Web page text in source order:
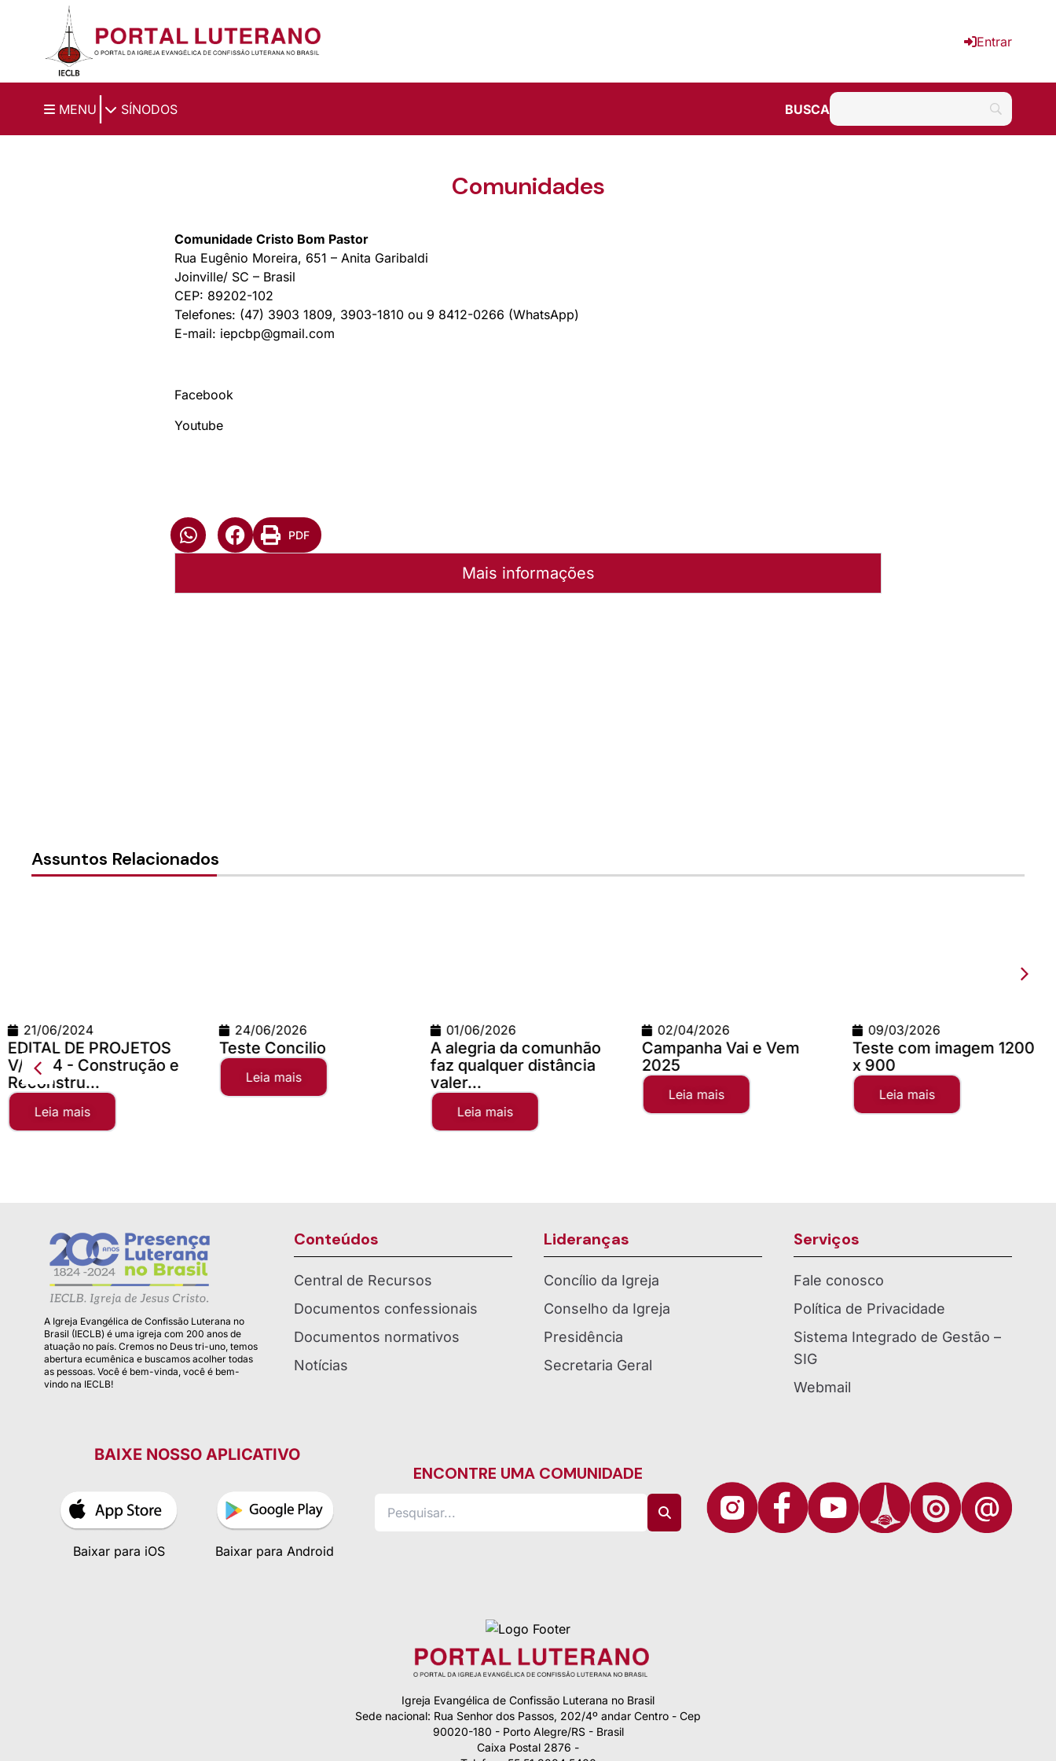
Ir para o conteúdo principal
Entrar
MENU SÍNODOS BUSCA
Comunidades
Comunidade Cristo Bom Pastor
Rua Eugênio Moreira, 651 – Anita Garibaldi
Joinville/ SC – Brasil
CEP: 89202-102
Telefones: (47) 3903 1809, 3903-1810 ou 9 8412-0266 (WhatsApp)
E-mail: iepcbp@gmail.com
Facebook
Youtube
PDF
Mais informações
Assuntos Relacionados
21/06/2024
EDITAL DE PROJETOS
V/2024 - Construção e
Reconstru...
Leia mais
24/06/2026
Teste Concilio
Leia mais
01/06/2026
A alegria da comunhão
faz qualquer distância
valer...
Leia mais
02/04/2026
Campanha Vai e Vem
2025
Leia mais
09/03/2026
Teste com imagem 1200
x 900
Leia mais
A Igreja Evangélica de Confissão Luterana no
Brasil (IECLB) é uma igreja com 200 anos de
atuação no país. Cremos no Deus tri-uno, temos
abertura ecumênica e buscamos acolher todas
as pessoas. Você é bem-vinda, você é bem-
vindo na IECLB!
Conteúdos
Central de Recursos
Documentos confessionais
Documentos normativos
Notícias
Lideranças
Concílio da Igreja
Conselho da Igreja
Presidência
Secretaria Geral
Serviços
Fale conosco
Política de Privacidade
Sistema Integrado de Gestão –
SIG
Webmail
BAIXE NOSSO APLICATIVO
Baixar para iOS Baixar para Android
ENCONTRE UMA COMUNIDADE
Igreja Evangélica de Confissão Luterana no Brasil
Sede nacional: Rua Senhor dos Passos, 202/4º andar Centro - Cep
90020-180 - Porto Alegre/RS - Brasil
Caixa Postal 2876 -